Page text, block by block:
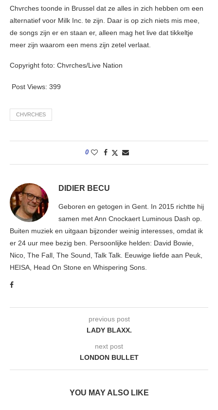
Chvrches toonde in Brussel dat ze alles in zich hebben om een
alternatief voor Milk Inc. te zijn. Daar is op zich niets mis mee,
de songs zijn er en staan er, alleen mag het live dat tikkeltje
meer zijn waarom een mens zijn zetel verlaat.
Copyright foto: Chvrches/Live Nation
Post Views: 399
CHVRCHES
0
DIDIER BECU
Geboren en getogen in Gent. In 2015 richtte hij
samen met Ann Cnockaert Luminous Dash op.
Buiten muziek en uitgaan bijzonder weinig interesses, omdat ik
er 24 uur mee bezig ben. Persoonlijke helden: David Bowie,
Nico, The Fall, The Sound, Talk Talk. Eeuwige liefde aan Peuk,
HEISA, Head On Stone en Whispering Sons.
previous post
LADY BLAXX.
next post
LONDON BULLET
YOU MAY ALSO LIKE